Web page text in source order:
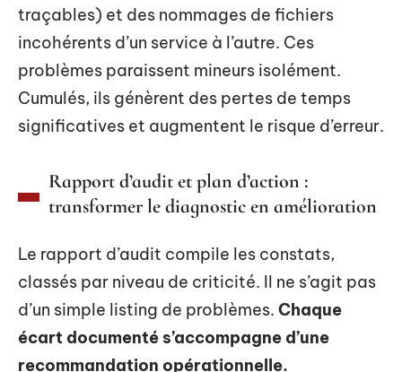
traçables) et des nommages de fichiers
incohérents d’un service à l’autre. Ces
problèmes paraissent mineurs isolément.
Cumulés, ils génèrent des pertes de temps
significatives et augmentent le risque d’erreur.
Rapport d’audit et plan d’action :
transformer le diagnostic en amélioration
Le rapport d’audit compile les constats,
classés par niveau de criticité. Il ne s’agit pas
d’un simple listing de problèmes. Chaque
écart documenté s’accompagne d’une
recommandation opérationnelle.